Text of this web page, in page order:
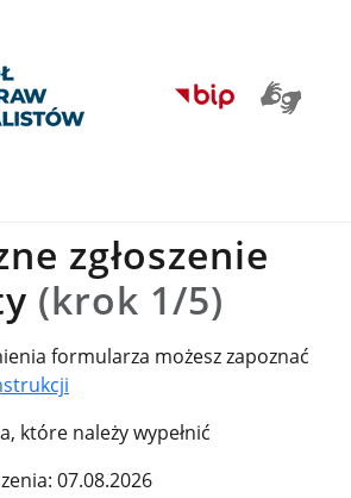
zgłoszenie
(krok 1/5)
formularza możesz zapoznać
które należy wypełnić
07.08.2026